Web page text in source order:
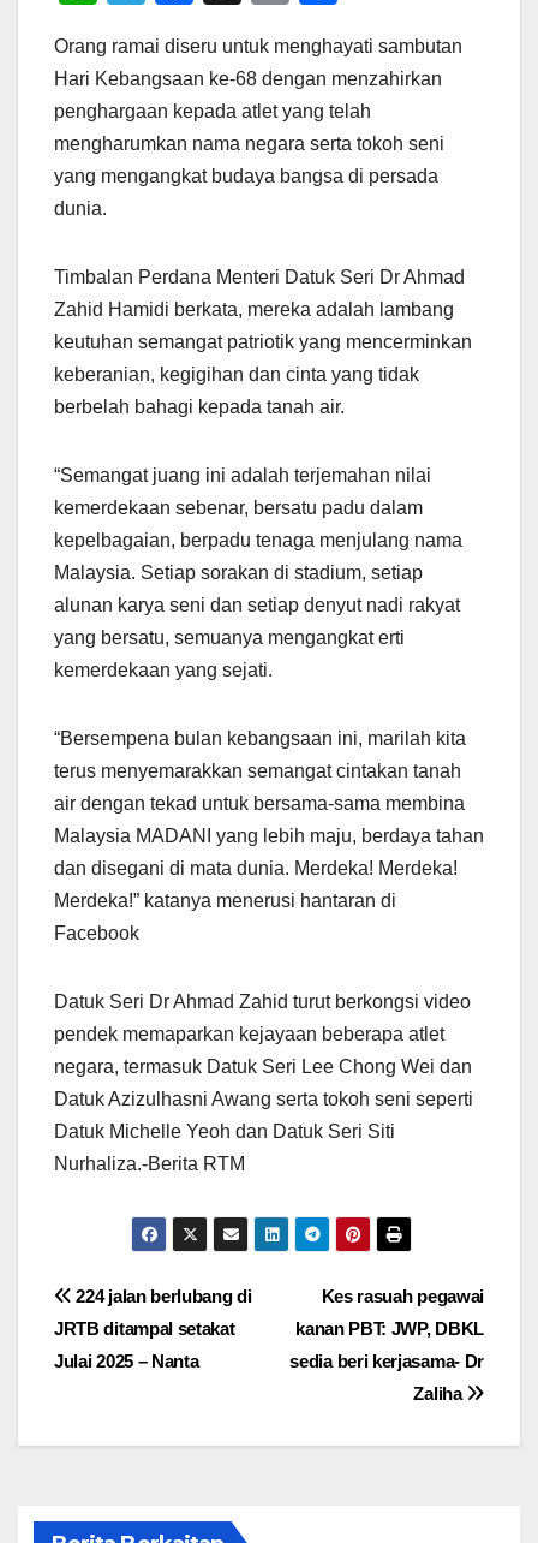
at
s
A
p
p
e
gr
a
m
c
e
b
o
ail ar
e
Orang ramai diseru untuk menghayati sambutan
Hari Kebangsaan ke-68 dengan menzahirkan
penghargaan kepada atlet yang telah
mengharumkan nama negara serta tokoh seni
yang mengangkat budaya bangsa di persada
dunia.
Timbalan Perdana Menteri Datuk Seri Dr Ahmad
Zahid Hamidi berkata, mereka adalah lambang
keutuhan semangat patriotik yang mencerminkan
keberanian, kegigihan dan cinta yang tidak
berbelah bahagi kepada tanah air.
“Semangat juang ini adalah terjemahan nilai
kemerdekaan sebenar, bersatu padu dalam
kepelbagaian, berpadu tenaga menjulang nama
Malaysia. Setiap sorakan di stadium, setiap
alunan karya seni dan setiap denyut nadi rakyat
yang bersatu, semuanya mengangkat erti
kemerdekaan yang sejati.
“Bersempena bulan kebangsaan ini, marilah kita
terus menyemarakkan semangat cintakan tanah
air dengan tekad untuk bersama-sama membina
Malaysia MADANI yang lebih maju, berdaya tahan
dan disegani di mata dunia. Merdeka! Merdeka!
Merdeka!” katanya menerusi hantaran di
Facebook
Datuk Seri Dr Ahmad Zahid turut berkongsi video
pendek memaparkan kejayaan beberapa atlet
negara, termasuk Datuk Seri Lee Chong Wei dan
Datuk Azizulhasni Awang serta tokoh seni seperti
Datuk Michelle Yeoh dan Datuk Seri Siti
Nurhaliza.-Berita RTM
Post
navigation
Kes rasuah pegawai
kanan PBT: JWP, DBKL
sedia beri kerjasama- Dr
Zaliha
224 jalan berlubang di
JRTB ditampal setakat
Julai 2025 – Nanta